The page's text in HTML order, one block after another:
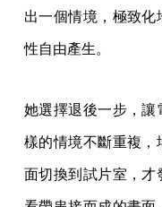
出一個情境，極致
性自由產生。
她選擇退後一步，讓
樣的情境不斷重複，
面切換到試片室，才